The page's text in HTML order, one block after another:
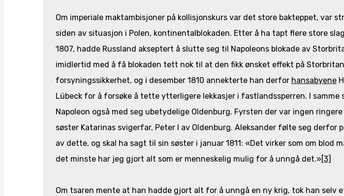
Om imperiale maktambisjoner på kollisjonskurs var det store bakteppet, var
siden av situasjon i Polen, kontinentalblokaden. Etter å ha tapt flere store
1807, hadde Russland akseptert å slutte seg til Napoleons blokade av
imidlertid med å få blokaden tett nok til at den fikk ønsket effekt på
forsyningssikkerhet, og i desember 1810 annekterte han derfor hansabyene
Lübeck for å forsøke å tette ytterligere lekkasjer i fastlandssperren. I samme
Napoleon også med seg ubetydelige Oldenburg. Fyrsten der var ingen
søster Katarinas svigerfar, Peter I av Oldenburg. Aleksander følte seg derfor
av dette, og skal ha sagt til sin søster i januar 1811: «Det virker som om blod
det minste har jeg gjort alt som er menneskelig mulig for å unngå det.» [3]
Om tsaren mente at han hadde gjort alt for å unngå en ny krig, tok han selv